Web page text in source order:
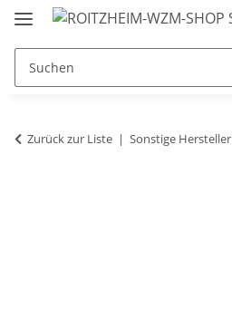
Zurück zur Liste Sonstige Hersteller